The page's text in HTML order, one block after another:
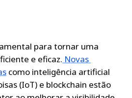
para tornar uma
e eficaz. Novas
como inteligência artificial
(IoT) e blockchain estão